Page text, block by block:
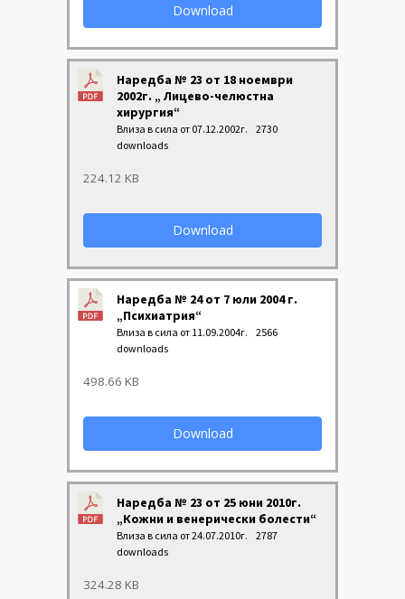
Download
Наредба № 23 от 18 ноември
2002г. „ Лицево-челюстна
хирургия“
Влиза в сила от 07.12.2002г.
2730
downloads
224.12 KB
Download
Наредба № 24 от 7 юли 2004 г.
„Психиатрия“
Влиза в сила от 11.09.2004г.
2566
downloads
498.66 KB
Download
Наредба № 23 от 25 юни 2010г.
„Кожни и венерически болести“
Влиза в сила от 24.07.2010г.
2787
downloads
324.28 KB